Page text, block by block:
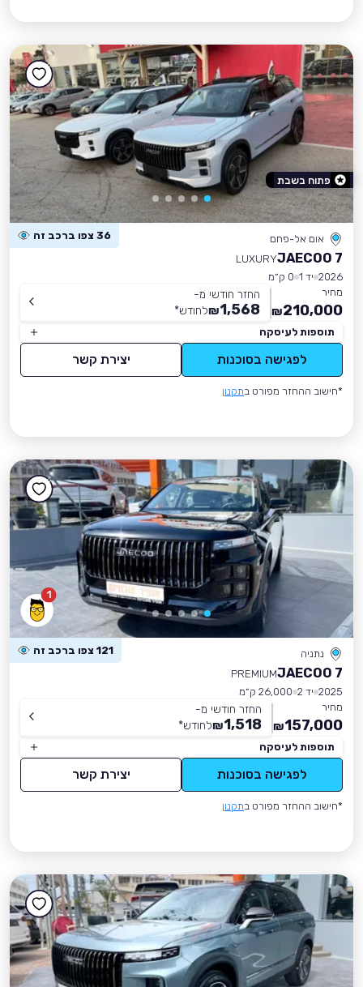
אום אל-פחם 36 צפו ברכב זה
JAECOO 7
LUXURY
2026 יד 1
0 ק״מ
מחיר
210,000
₪
החזר חודשי מ-
1,568
₪לחודש*
תוספות לעיסקה
לפגישה בסוכנות יצירת קשר
*חישוב ההחזר מפורט בתקנון
פתוח בשבת
1
נתניה 121 צפו ברכב זה
JAECOO 7
PREMIUM
2025 יד 2
26,000 ק״מ
מחיר
157,000
₪
החזר חודשי מ-
1,518
₪לחודש*
תוספות לעיסקה
לפגישה בסוכנות יצירת קשר
*חישוב ההחזר מפורט בתקנון